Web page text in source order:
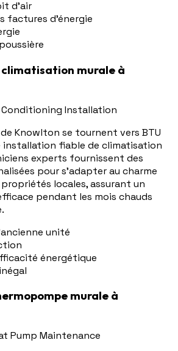
d'air
factures d'énergie
murale à
Installation
Knowlton se tournent vers BTU
fiable de climatisation
experts fournissent des
pour s'adapter au charme
locales, assurant un
pendant les mois chauds
unité
énergétique
murale à
Pump Maintenance